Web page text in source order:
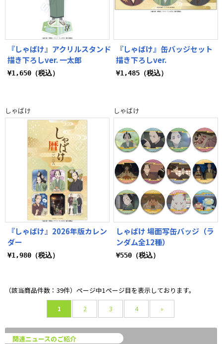
『しゃばけ』アクリルスタンド
描き下ろしver. 一太郎
¥1,650（税込）
『しゃばけ』缶バッジセット
描き下ろしver.
¥1,485（税込）
しゃばけ
『しゃばけ』2026年版カレン
ダー
¥1,980（税込）
しゃばけ
しゃばけ 場面写缶バッジ（ラ
ンダム全12種）
¥550（税込）
（該当商品件数：39件）ページ中1ページ目を表示しております。
1 2 3 4 »
関連ニュースのご紹介